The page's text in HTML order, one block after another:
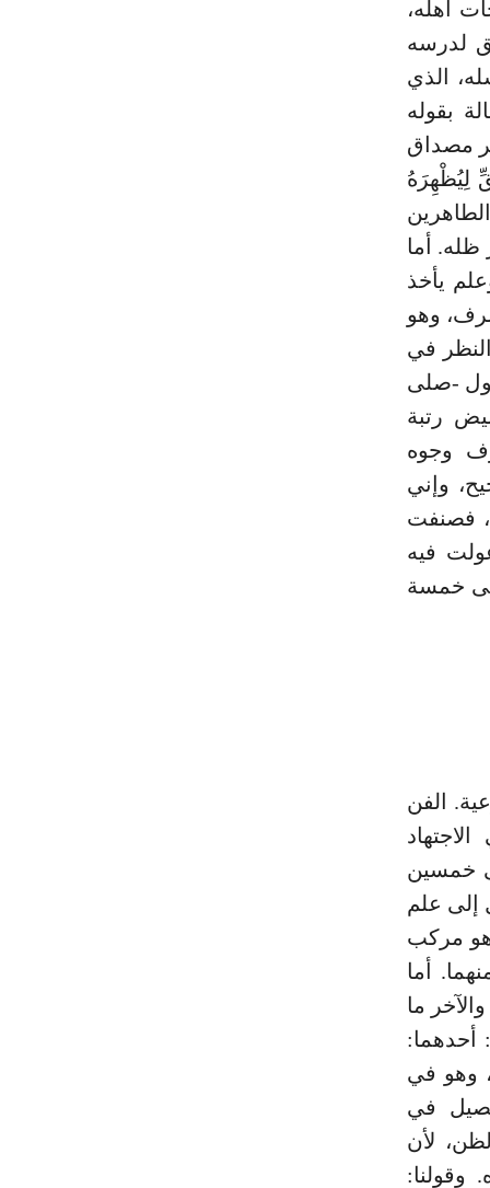
أهله،
لدرسه
الذي
بقوله
مصداق
لِيُظْهِرَهُ
بيته الطاهرين
أما
يأخذ
وهو
في
-صلى
رتبة
وجوه
وإني
فصنفت
فيه
خمسة
الفن
خمسين
إلى علم
مركب
أما
ما
أحدهما:
الدليل (¬2). وأما الفقه فهو في اللُّغة الفهم (¬3)، وهو في
في
لأن
وقولنا: